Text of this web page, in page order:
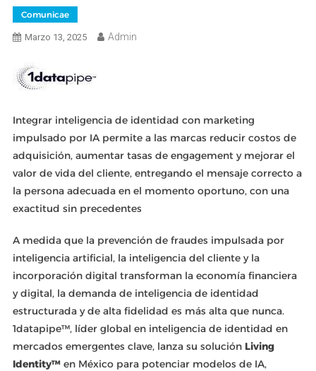
Comunicae
Marzo 13, 2025 Admin
Integrar inteligencia de identidad con marketing
impulsado por IA permite a las marcas reducir costos de
adquisición, aumentar tasas de engagement y mejorar el
valor de vida del cliente, entregando el mensaje correcto a
la persona adecuada en el momento oportuno, con una
exactitud sin precedentes
A medida que la prevención de fraudes impulsada por
inteligencia artificial, la inteligencia del cliente y la
incorporación digital transforman la economía financiera
y digital, la demanda de inteligencia de identidad
estructurada y de alta fidelidad es más alta que nunca.
1datapipe™, líder global en inteligencia de identidad en
mercados emergentes clave, lanza su solución Living
Identity™en México para potenciar modelos de IA,